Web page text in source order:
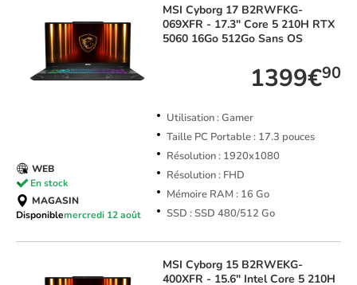
MSI Cyborg 17 B2RWFKG-
069XFR - 17.3" Core 5 210H RTX
5060 16Go 512Go Sans OS
1399€90
Utilisation : Gamer
Taille PC Portable : 17.3 pouces
Résolution : 1920x1080
Résolution : FHD
Mémoire RAM : 16 Go
SSD : SSD 480/512 Go
WEB
En stock
MAGASIN
Disponiblemercredi 12 août
MSI Cyborg 15 B2RWEKG-
400XFR - 15.6" Intel Core 5 210H